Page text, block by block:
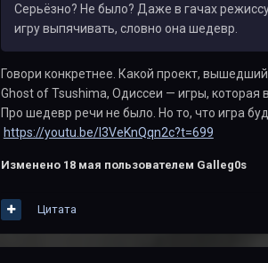
Серьёзно? Не было? Даже в гачах
игру выпячивать, словно она шедевр.
Говори конкретнее. Какой проект,
Ghost of Tsushima, Одиссеи — игры, которая
Про шедевр речи не было. Но то, что игра
https://youtu.be/I3VeKnQqn2c?t=699
Изменено 18 мая пользователем Galleg0s
Цитата